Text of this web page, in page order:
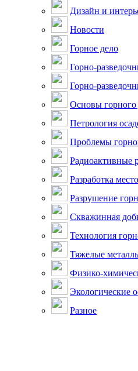
Дизайн и
Новости
Горное дело
Горно-
Горно-
Основы горного
Петрология
Проблемы
Радиоактивные
Разработка
Разрушение
Скважинная
Технология
Тяжелые
Физико-
Экологические
Разное